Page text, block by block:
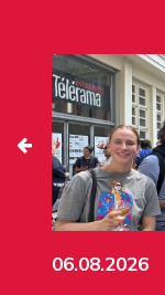
06.08.2026